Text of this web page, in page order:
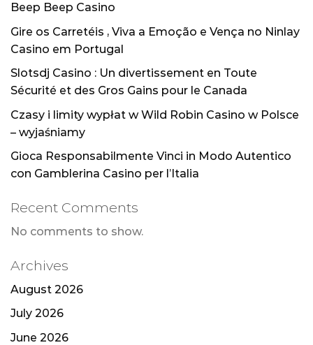
Beep Beep Casino
Gire os Carretéis , Viva a Emoção e Vença no Ninlay
Casino em Portugal
Slotsdj Casino : Un divertissement en Toute
Sécurité et des Gros Gains pour le Canada
Czasy i limity wypłat w Wild Robin Casino w Polsce
– wyjaśniamy
Gioca Responsabilmente Vinci in Modo Autentico
con Gamblerina Casino per l’Italia
Recent Comments
No comments to show.
Archives
August 2026
July 2026
June 2026